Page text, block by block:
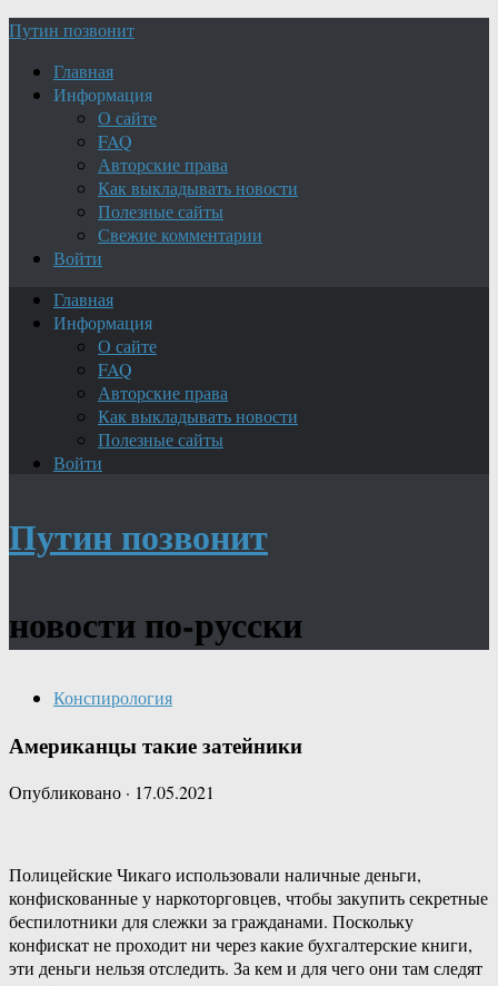
Путин позвонит
Главная
Информация
О сайте
FAQ
Авторские права
Как выкладывать новости
Полезные сайты
Свежие комментарии
Войти
Главная
Информация
О сайте
FAQ
Авторские права
Как выкладывать новости
Полезные сайты
Войти
Путин позвонит
новости по-русски
Конспирология
Американцы такие затейники
Опубликовано · 17.05.2021
Полицейские Чикаго использовали наличные деньги,
конфискованные у наркоторговцев, чтобы закупить секретные
беспилотники для слежки за гражданами. Поскольку
конфискат не проходит ни через какие бухгалтерские книги,
эти деньги нельзя отследить. За кем и для чего они там следят